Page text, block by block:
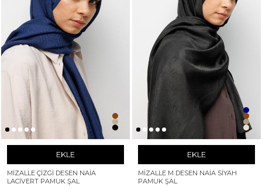
EKLE
MIZALLE ÇIZGI DESEN NAIA
LACIVERT PAMUK ŞAL
EKLE
MIZALLE M DESEN NAIA SIYAH
PAMUK ŞAL